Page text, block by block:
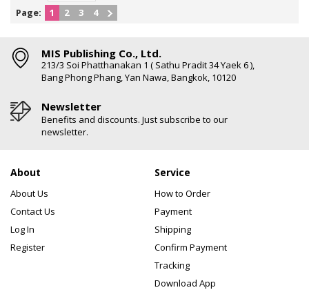
Page:
1 2 3 4
MIS Publishing Co., Ltd.
213/3 Soi Phatthanakan 1 ( Sathu Pradit 34 Yaek 6 ),
Bang Phong Phang, Yan Nawa, Bangkok, 10120
Newsletter
Benefits and discounts. Just subscribe to our
newsletter.
About
About Us
Contact Us
Log In
Register
Service
How to Order
Payment
Shipping
Confirm Payment
Tracking
Download App